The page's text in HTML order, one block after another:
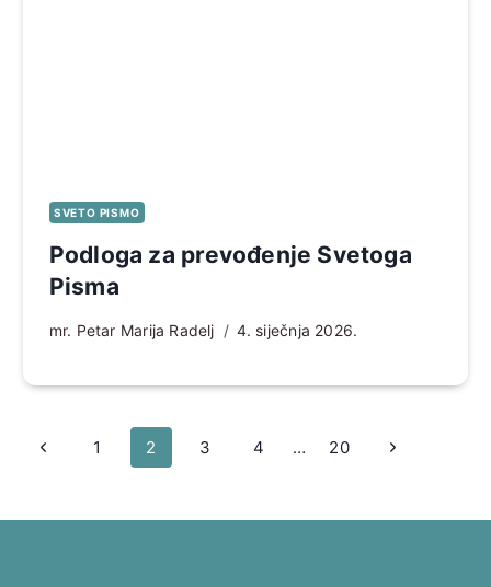
SVETO PISMO
Podloga za prevođenje Svetoga
Pisma
mr. Petar Marija Radelj 4. siječnja 2026.
Page
navigation
Prethodna
1 2 3 4 … 20
Sljedeća